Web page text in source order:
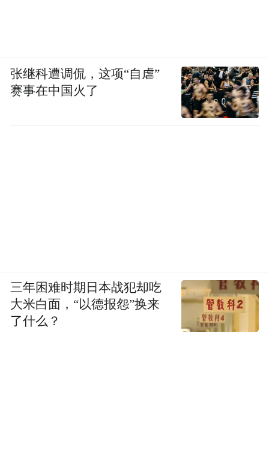
张继科遭调侃，这项“自虐”
赛事在中国火了
三年困难时期日本战犯却吃
大米白面，“以德报怨”换来
了什么？